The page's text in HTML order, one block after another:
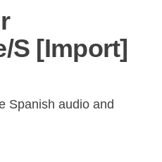
S [Import]
Spanish audio and